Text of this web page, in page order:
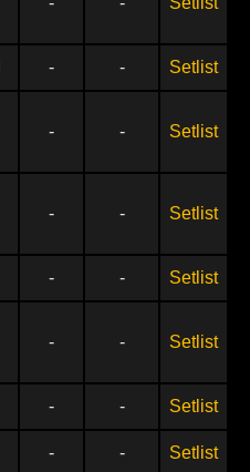
- - Setlist
- - Setlist
- - Setlist
- - Setlist
- - Setlist
- - Setlist
- - Setlist